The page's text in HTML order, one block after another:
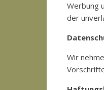
Werbung
der
Wir